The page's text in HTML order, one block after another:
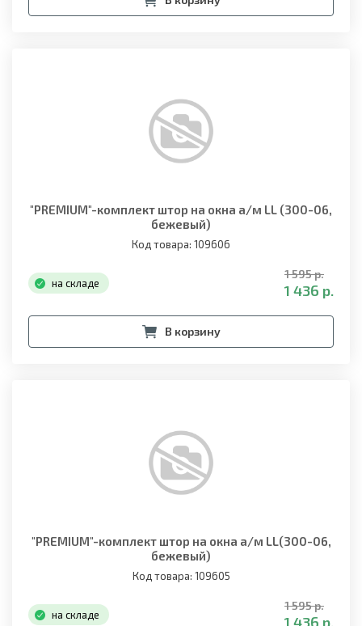
"PREMIUM"-комплект штор на окна а/м LL (300-06,
бежевый)
Код товара: 109606
на складе
1 595 р.
1 436 р.
В корзину
"PREMIUM"-комплект штор на окна а/м LL(300-06,
бежевый)
Код товара: 109605
на складе
1 595 р.
1 436 р.